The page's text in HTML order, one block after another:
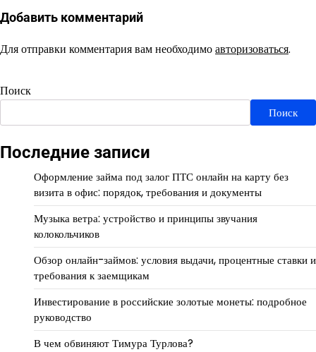
Добавить комментарий
Для отправки комментария вам необходимоавторизоваться.
Поиск
Поиск
Последние записи
Оформление займа под залог ПТС онлайн на карту без
визита в офис: порядок, требования и документы
Музыка ветра: устройство и принципы звучания
колокольчиков
Обзор онлайн-займов: условия выдачи, процентные ставки и
требования к заемщикам
Инвестирование в российские золотые монеты: подробное
руководство
В чем обвиняют Тимура Турлова?